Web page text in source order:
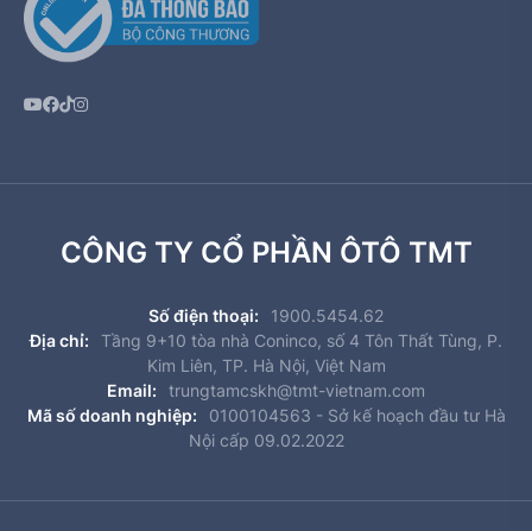
CÔNG TY CỔ PHẦN ÔTÔ TMT
Số điện thoại:
1900.5454.62
Địa chỉ:
Tầng 9+10 tòa nhà Coninco, số 4 Tôn Thất Tùng, P.
Kim Liên, TP. Hà Nội, Việt Nam
Email:
trungtamcskh@tmt-vietnam.com
Mã số doanh nghiệp:
0100104563 - Sở kế hoạch đầu tư Hà
Nội cấp 09.02.2022